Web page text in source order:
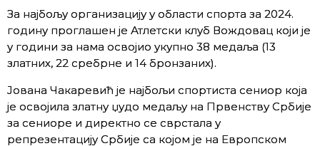
За најбољу организацију у области спорта за 2024.
годину проглашен је Атлетски клуб Вождовац који је
у години за нама освојио укупно 38 медаља (13
златних, 22 сребрне и 14 бронзаних).
Јована Чакаревић је најбољи спортиста сениор која
је освојила златну џудо медаљу на Првенству Србије
за сениоре и директно се сврстала у
репрезентацију Србије са којом је на Европском